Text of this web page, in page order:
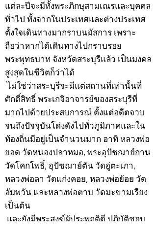
แต่ละปีจะมีทั้งพระภิกษุสามเณรและบุคคล
ทั่วไป ทั้งจากในประเทศและต่างประเทศ
ตั้งใจเดินทางมากราบนมัสการ เพราะ
ถือว่าหากได้เดินทางไปกราบรอย
พระพุทธบาท จังหวัดสระบุรีแล้ว เป็นมงคล
สูงสุดในชีวิตก็ว่าได้
ไม่ใช่ว่าสระบุรีจะมีแต่สถานที่เท่านั้นที่
ศักดิ์สิทธิ์ พระเกจิอาจารย์ของสระบุรีที่
มากไปด้วยประสบการณ์ ตั้งแต่อดีตจวบ
จนถึงปัจจุบันโด่งดังไปทั่วภูมิภาคและใน
ท้องถิ่นมีอยู่เป็นจำนวนมาก อาทิ หลวงพ่อ
ยอด วัดหนองปลาหมอ, พระอุปัชฌาย์กาน
วัดโคกโพธิ์, อุปัชฌาย์ตัน วัดอู่ตะเภา,
หลวงพ่อลา วัดแก่งคอย, หลวงพ่อย้อย วัด
อัมพวัน และหลวงพ่อตาบ วัดมะขามเรียง
เป็นต้น
และยังมีพระสงฆ์ผู้ประพฤติดี ปฏิบัติชอบ